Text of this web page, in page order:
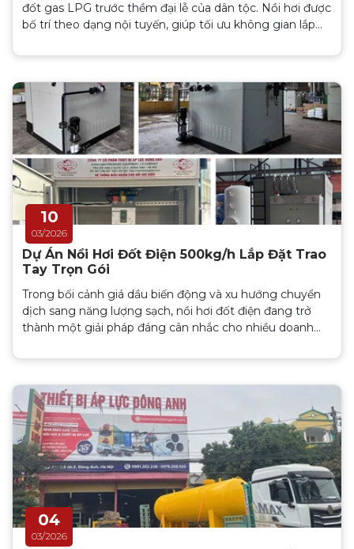
đốt gas LPG trước thềm đại lễ của dân tộc. Nồi hơi được
bố trí theo dạng nội tuyến, giúp tối ưu không gian lắp
sử dụng hơi của nhà máy...
10
03/2026
Dự Án Nồi Hơi Đốt Điện 500kg/h Lắp Đặt Trao
Tay Trọn Gói
Trong bối cảnh giá dầu biến động và xu hướng chuyển
dịch sang năng lượng sạch, nồi hơi đốt điện đang trở
thành một giải pháp đáng cân nhắc cho nhiều doanh
kế và chế tạo hệ thống nồi hơi điện công suất 500kg/h
trường. Hãy cùng chúng tôi điểm lại những điểm nổi bật
của dự án nhé!
04
03/2026